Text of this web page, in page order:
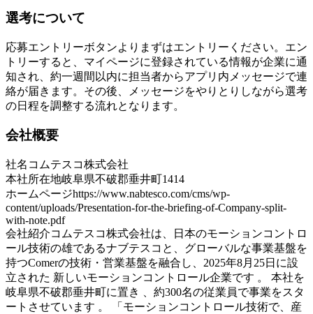
選考について
応募エントリーボタンよりまずはエントリーください。エン
トリーすると、マイページに登録されている情報が企業に通
知され、約一週間以内に担当者からアプリ内メッセージで連
絡が届きます。その後、メッセージをやりとりしながら選考
の日程を調整する流れとなります。
会社概要
社名 コムテスコ株式会社
本社所在地岐阜県不破郡垂井町1414
ホームページhttps://www.nabtesco.com/cms/wp-
content/uploads/Presentation-for-the-briefing-of-Company-split-
with-note.pdf
会社紹介コムテスコ株式会社は、日本のモーションコントロ
ール技術の雄であるナブテスコと、グローバルな事業基盤を
持つComerの技術・営業基盤を融合し、2025年8月25日に設
立された 新しいモーションコントロール企業です 。 本社を
岐阜県不破郡垂井町に置き 、約300名の従業員で事業をスタ
ートさせています 。 「モーションコントロール技術で、産